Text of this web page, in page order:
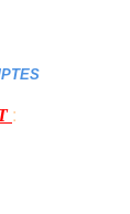
: